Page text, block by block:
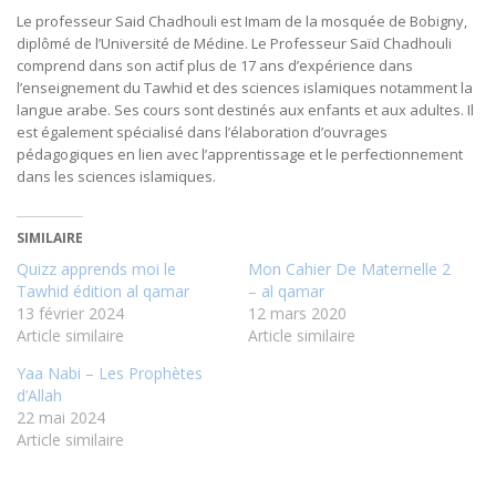
Le professeur Said Chadhouli est Imam de la mosquée de Bobigny,
diplômé de l’Université de Médine. Le Professeur Saïd Chadhouli
comprend dans son actif plus de 17 ans d’expérience dans
l’enseignement du Tawhid et des sciences islamiques notamment la
langue arabe. Ses cours sont destinés aux enfants et aux adultes. Il
est également spécialisé dans l’élaboration d’ouvrages
pédagogiques en lien avec l’apprentissage et le perfectionnement
dans les sciences islamiques.
SIMILAIRE
Quizz apprends moi le
Tawhid édition al qamar
13 février 2024
Article similaire
Mon Cahier De Maternelle 2
– al qamar
12 mars 2020
Article similaire
Yaa Nabi – Les Prophètes
d’Allah
22 mai 2024
Article similaire